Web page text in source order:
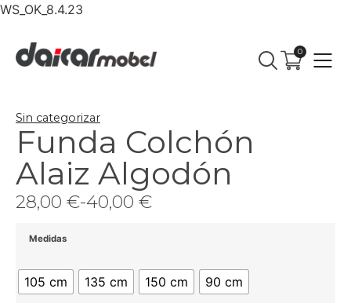
WS_OK_8.4.23
0
Sin categorizar
Funda Colchón
Alaiz Algodón
28,00 €-40,00 €
Medidas
105 cm 135 cm 150 cm 90 cm